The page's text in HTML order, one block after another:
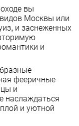
вы
Москвы или
и заснеженных
и
фееричные
и
наслаждаться
и уютной